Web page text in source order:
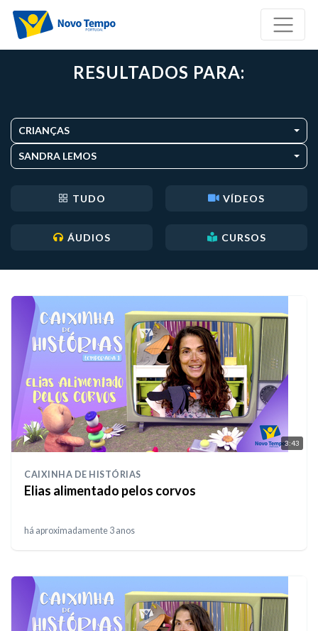
RESULTADOS PARA:
CRIANÇAS
SANDRA LEMOS
TUDO VÍDEOS
ÁUDIOS CURSOS
3:43
CAIXINHA DE HISTÓRIAS
Elias alimentado pelos corvos
há aproximadamente 3 anos